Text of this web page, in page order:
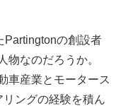
Partingtonの創設者
物なのだろうか。
車産業とモータース
ングの経験を積ん